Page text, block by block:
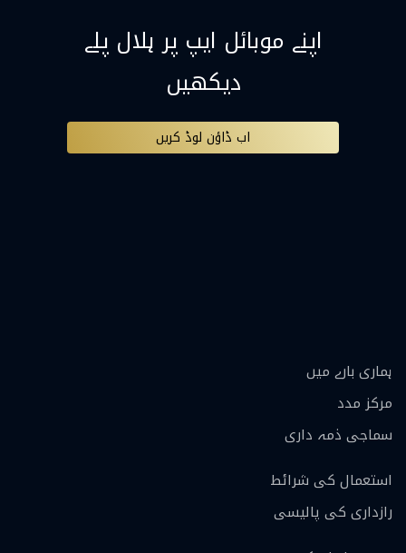
اپنے موبائل ایپ پر ہلال پلے
دیکھیں
اب ڈاؤن لوڈ کریں
ہماری بارے ميں
مرکز مدد
سماجی ذمہ داری
استعمال کی شرائط
رازداری کی پالیسی